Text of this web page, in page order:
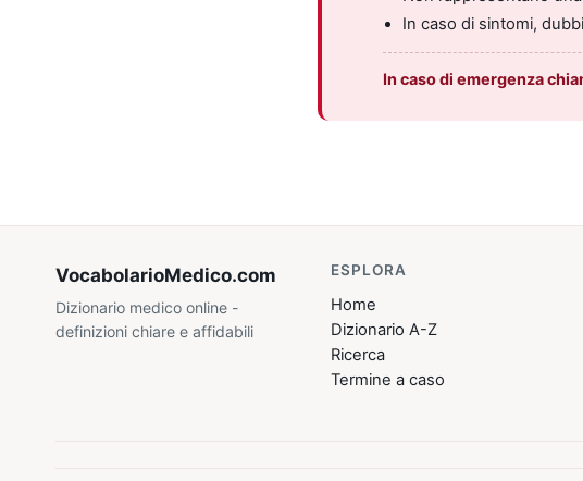
In caso di sintomi,
In caso di emergenza
VocabolarioMedico.com
Dizionario medico online -
definizioni chiare e affidabili
ESPLORA
Home
Dizionario A-Z
Ricerca
Termine a caso